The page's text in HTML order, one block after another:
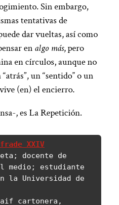
Sin embargo,
tentativas de
dar vueltas, así como
en algo más, pero
en círculos, aunque no
un “sentido” o un
(en) el encierro.
, es La Repetición.
XXIV
docente de
medio; estudiante
la Universidad de
cartonera,